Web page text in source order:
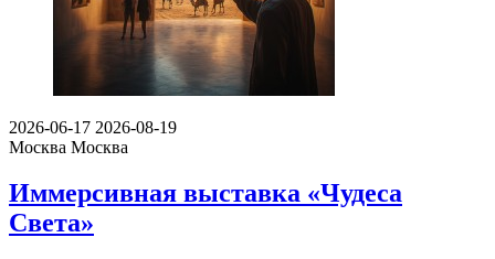
2026-06-17 2026-08-19
Москва Москва
Иммерсивная выставка «Чудеса
Света»